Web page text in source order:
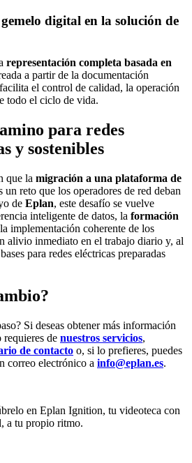
digital en la solución de
representación completa basada en
a partir de la documentación
el control de calidad, la operación
todo el ciclo de vida.
para redes
y sostenibles
que la migración a una plataforma de
un reto que los operadores de red deban
de Eplan, este desafío se vuelve
inteligente de datos, la formación
implementación coherente de los
alivio inmediato en el trabajo diario y, al
para redes eléctricas preparadas
Si deseas obtener más información
requieres de nuestros servicios,
de contacto o, si lo prefieres, puedes
correo electrónico a info@eplan.es.
en Eplan Ignition, tu videoteca con
a tu propio ritmo.